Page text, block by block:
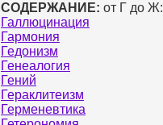
СОДЕРЖАНИЕ: от Г до Ж:
Галлюцинация
Гармония
Гедонизм
Генеалогия
Гений
Гераклитеизм
Герменевтика